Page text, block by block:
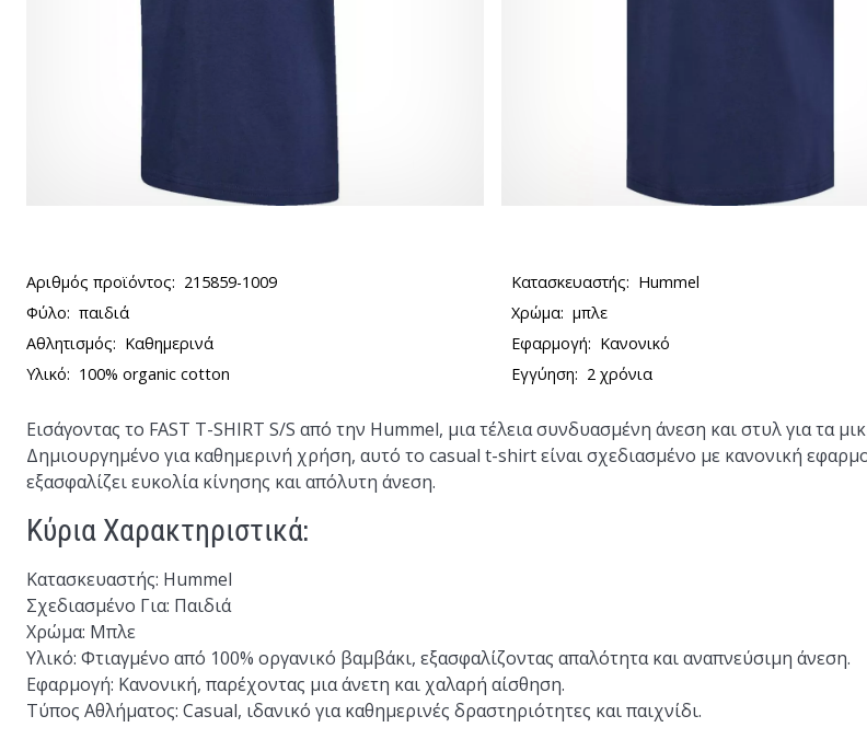
Αριθμός προϊόντος: 215859-1009 Κατασκευαστής: Hummel
Φύλο: παιδιά Χρώμα: μπλε
Αθλητισμός: Καθημερινά Εφαρμογή: Κανονικό
Υλικό: 100% organic cotton Εγγύηση: 2 χρόνια
Εισάγοντας το FAST T-SHIRT S/S από την Hummel, μια τέλεια συνδυασμένη άνεση και στυλ για τα
Δημιουργημένο για καθημερινή χρήση, αυτό το casual t-shirt είναι σχεδιασμένο με κανονική
εξασφαλίζει ευκολία κίνησης και απόλυτη άνεση.
Κύρια Χαρακτηριστικά:
Κατασκευαστής: Hummel
Σχεδιασμένο Για: Παιδιά
Χρώμα: Μπλε
Υλικό: Φτιαγμένο από 100% οργανικό βαμβάκι, εξασφαλίζοντας απαλότητα και αναπνεύσιμη άνεση.
Εφαρμογή: Κανονική, παρέχοντας μια άνετη και χαλαρή αίσθηση.
Τύπος Αθλήματος: Casual, ιδανικό για καθημερινές δραστηριότητες και παιχνίδι.